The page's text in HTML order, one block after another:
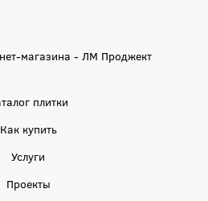
магазина - ЛМ Проджект
плитки
Как купить
Услуги
Проекты